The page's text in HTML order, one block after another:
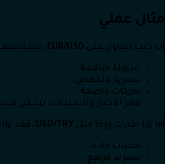
مثال عملي
إذا كنت تتداول على EUR/USD،
سيولة مرتفعة.
سبريد منخفض.
تحركات واضحة.
توفر الأخبار والتحليلات بشكل
أما إذا اخترت زوجًا مثل USD/TRY، فقد
تقلبات حادة.
سبريد مرتفع.